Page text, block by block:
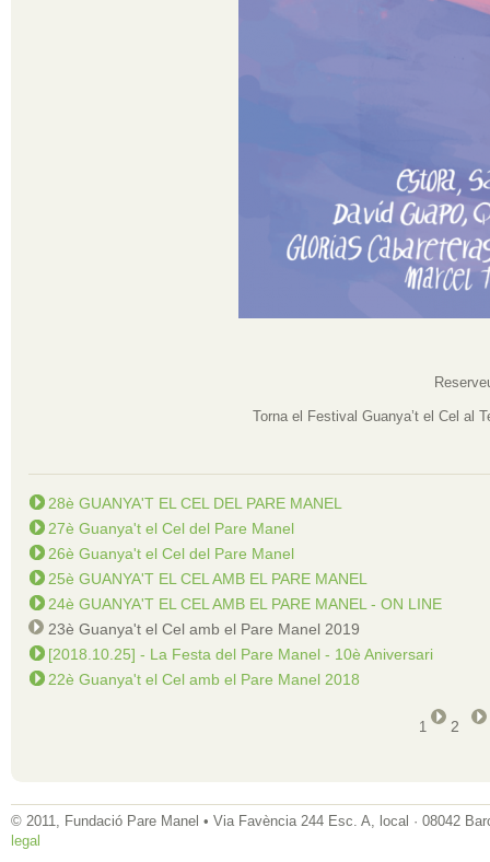
Torna el Festival Guanya’t el Cel al
28è GUANYA'T EL CEL DEL PARE MANEL
27è Guanya't el Cel del Pare Manel
26è Guanya't el Cel del Pare Manel
25è GUANYA'T EL CEL AMB EL PARE MANEL
24è GUANYA'T EL CEL AMB EL PARE MANEL - ON LINE
23è Guanya't el Cel amb el Pare Manel 2019
[2018.10.25] - La Festa del Pare Manel - 10è Aniversari
22è Guanya't el Cel amb el Pare Manel 2018
1 2
© 2011, Fundació Pare Manel • Via Favència 244 Esc. A, local · 08042
legal